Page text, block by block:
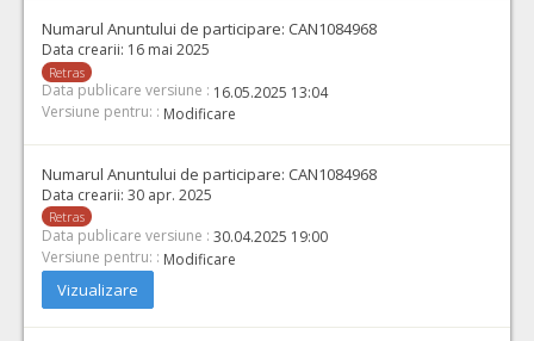
Numarul Anuntului de participare: CAN1084968
Data crearii: 16 mai 2025
Retras
Data publicare versiune : 16.05.2025 13:04
Versiune pentru: : Modificare
Numarul Anuntului de participare: CAN1084968
Data crearii: 30 apr. 2025
Retras
Data publicare versiune : 30.04.2025 19:00
Versiune pentru: : Modificare
Vizualizare